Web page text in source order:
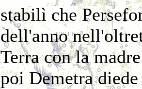
stabilì che
dell'anno
Terra con la
poi Demetra